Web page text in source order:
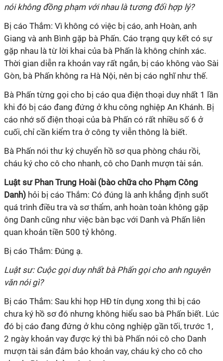
nói không đồng phạm với nhau là tương đối hợp lý?
Bị cáo Thắm: Vì không có việc bị cáo, anh Hoàn, anh
Giang và anh Bình gặp bà Phấn. Cáo trạng quy kết có sự
gặp nhau là từ lời khai của bà Phấn là không chính xác.
Thời gian diễn ra khoản vay rất ngắn, bị cáo không vào Sài
Gòn, bà Phấn không ra Hà Nội, nên bị cáo nghĩ như thế.
Bà Phấn từng gọi cho bị cáo qua điện thoại duy nhất 1 lần
khi đó bị cáo đang đứng ở khu công nghiệp An Khánh. Bị
cáo nhớ số điện thoại của bà Phấn có rất nhiều số 6 ở
cuối, chỉ cần kiểm tra ở công ty viễn thông là biết.
Bà Phấn nói thư ký chuyển hồ sơ qua phòng cháu rồi,
cháu ký cho cô cho nhanh, cô cho Danh mượn tài sản.
Luật sư Phan Trung Hoài (bào chữa cho Phạm Công
Danh) hỏi bị cáo Thắm: Có đúng là anh khẳng định suốt
quá trình điều tra và sơ thẩm, anh hoàn toàn không gặp
ông Danh cũng như việc bàn bạc với Danh và Phấn liên
quan khoản tiền 500 tỷ không.
Bị cáo Thắm: Đúng ạ.
Luật sư: Cuộc gọi duy nhất bà Phấn gọi cho anh nguyên
văn nói gì?
Bị cáo Thắm: Sau khi họp HĐ tín dụng xong thì bị cáo
chưa ký hồ sơ đó nhưng không hiểu sao bà Phấn biết. Lúc
đó bị cáo đang đứng ở khu công nghiệp gần tối, trước 1,
2 ngày khoản vay được ký thì bà Phấn nói cô cho Danh
mượn tài sản đảm bảo khoản vay, cháu ký cho cô cho